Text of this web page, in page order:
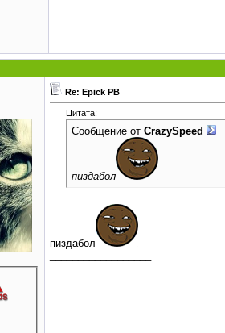
Re: Epick PB
Цитата:
Сообщение от CrаzySpeed
пиздабол
пиздабол